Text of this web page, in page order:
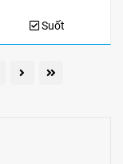
Suốt